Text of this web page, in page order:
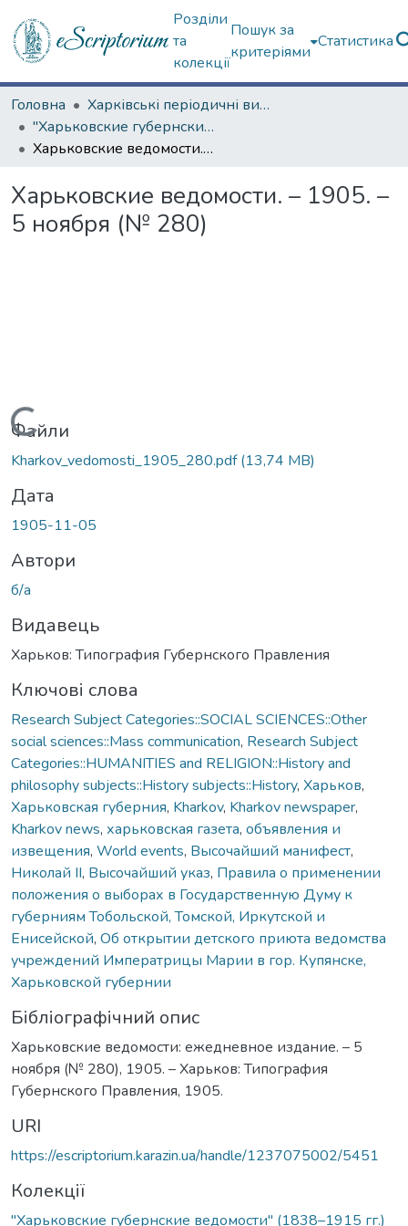
Розділи
та
колекції
Пошук за
критеріями
Статистика
Головна
Харківські періодичні видання
"Харьковские губернские ведомости" (1838–1915 гг.)
Харьковские ведомости. – 1905. – 5 ноября (№ 280)
Харьковские ведомости. – 1905. –
5 ноября (№ 280)
Вантажиться...
Файли
Kharkov_vedomosti_1905_280.pdf(13,74 MB)
Дата
1905-11-05
Автори
б/а
Видавець
Харьков: Типография Губернского Правления
Ключові слова
Research Subject Categories::SOCIAL SCIENCES::Other
social sciences::Mass communication, Research Subject
Categories::HUMANITIES and RELIGION::History and
philosophy subjects::History subjects::History, Харьков,
Харьковская губерния, Kharkov, Kharkov newspaper,
Kharkov news, харьковская газета, объявления и
извещения, World events, Высочайший манифест,
Николай ІІ, Высочайший указ, Правила о применении
положения о выборах в Государственную Думу к
губерниям Тобольской, Томской, Иркутской и
Енисейской, Об открытии детского приюта ведомства
учреждений Императрицы Марии в гор. Купянске,
Харьковской губернии
Бібліографічний опис
Харьковские ведомости: ежедневное издание. – 5
ноября (№ 280), 1905. – Харьков: Типография
Губернского Правления, 1905.
URI
https://escriptorium.karazin.ua/handle/1237075002/5451
Колекції
"Харьковские губернские ведомости" (1838–1915 гг.)